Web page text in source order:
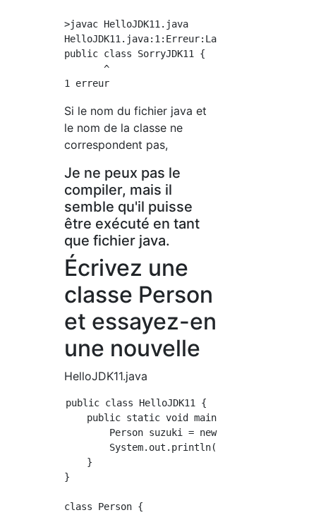
>javac HelloJDK11.java
HelloJDK11.java:1:Erreur:La classe
public class SorryJDK11 {
       ^
Si le nom du fichier java et
le nom de la classe ne
correspondent pas,
Je ne peux pas le
compiler, mais il
semble qu'il puisse
être exécuté en tant
que fichier java.
Écrivez une
classe Person
et essayez-en
une nouvelle
HelloJDK11.java
public class HelloJDK11 {
    public static void main(String[] args) {
Person suzuki = new
    }
}
class Person {